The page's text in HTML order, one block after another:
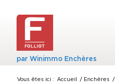
parWinimmo Enchères
Vous êtes ici : Accueil / Enchères
/